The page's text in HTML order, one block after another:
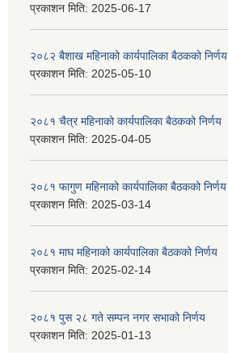
प्रकाशन मिति: 2025-06-17
२०८२ बैशाख महिनाको कार्यपालिका बैठकको निर्णय
प्रकाशन मिति: 2025-05-10
२०८१ चैत्र महिनाको कार्यपालिका बैठकको निर्णय
प्रकाशन मिति: 2025-04-05
२०८१ फागुण महिनाको कार्यपालिका बैठकको निर्णय
प्रकाशन मिति: 2025-03-14
२०८१ माघ महिनाको कार्यपालिका बैठकको निर्णय
प्रकाशन मिति: 2025-02-14
२०८१ पुस २८ गते सम्प‍न नगर सभाको निर्णय
प्रकाशन मिति: 2025-01-13